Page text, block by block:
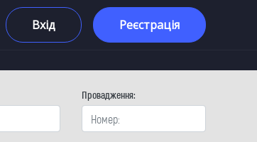
Вхід Реєстрація
Провадження: